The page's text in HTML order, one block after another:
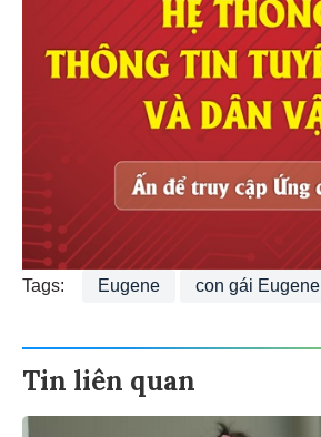
Tags: Eugene con gái Eugene
Tin liên quan